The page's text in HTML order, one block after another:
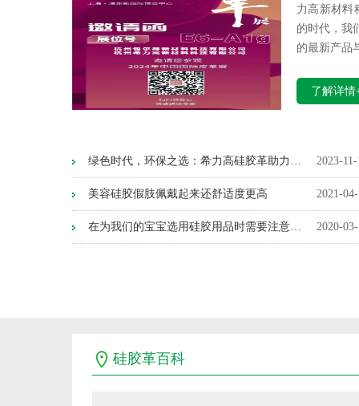
力高新材料
的时代，我
的最新产品
了解详情
绿色时代，环保之选：希力高硅胶革助力绿色健康新时代 2023-
美容硅胶假肢佩戴起来还舒适度更高 2021-
在为我们的宝宝选用硅胶用品时需要注意哪些？ 2020-
硅胶革百科